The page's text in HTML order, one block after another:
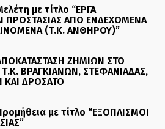
με τίτλο “ΕΡΓΑ
ΠΡΟΣΤΑΣΙΑΣ ΑΠΟ ΕΝΔΕΧΟΜΕΝΑ
(Τ.Κ. ΑΝΘΗΡΟΥ)”
ΖΗΜΙΩΝ ΣΤΟ
ΒΡΑΓΚΙΑΝΩΝ, ΣΤΕΦΑΝΙΑΔΑΣ,
ΚΑΙ ΔΡΟΣΑΤΟ
με τίτλο “ΕΞΟΠΛΙΣΜΟΙ